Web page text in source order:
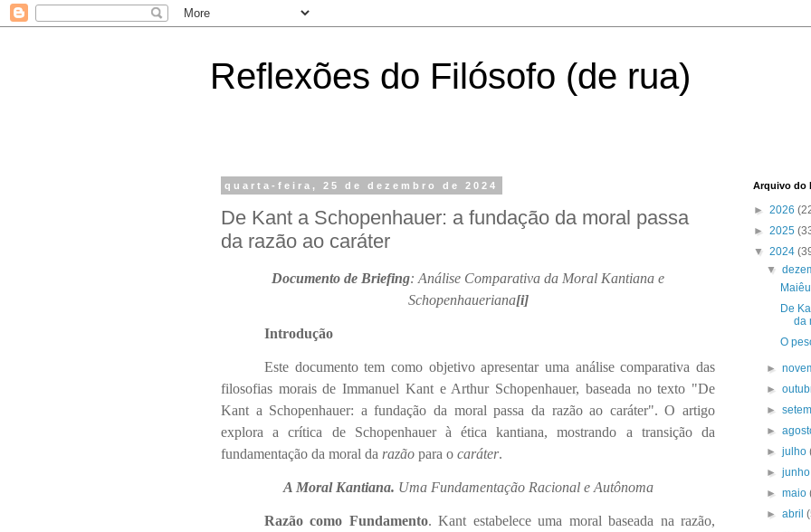
Reflexões do Filósofo (de rua)
quarta-feira, 25 de dezembro de 2024
De Kant a Schopenhauer: a fundação da moral passa
da razão ao caráter
Documento de Briefing: Análise Comparativa da Moral Kantiana e
Schopenhaueriana[i]
Introdução
Este documento tem como objetivo apresentar uma análise comparativa das
filosofias morais de Immanuel Kant e Arthur Schopenhauer, baseada no texto "De
Kant a Schopenhauer: a fundação da moral passa da razão ao caráter". O artigo
explora a crítica de Schopenhauer à ética kantiana, mostrando a transição da
fundamentação da moral da razão para o caráter.
A Moral Kantiana. Uma Fundamentação Racional e Autônoma
Razão como Fundamento. Kant estabelece uma moral baseada na razão,
Arquivo do
► 2026
► 2025
▼ 2024
▼
De
da
O
►
►
►
►
►julho
►
►maio
►abril